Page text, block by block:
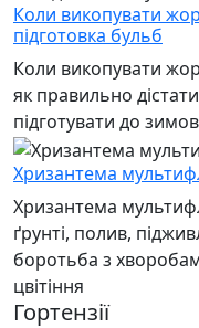
Коли викопувати
підготовка бульб
Коли викопувати
як правильно
підготувати до
Хризантема
Хризантема
ґрунті, полив,
боротьба з
цвітіння
Гортензії